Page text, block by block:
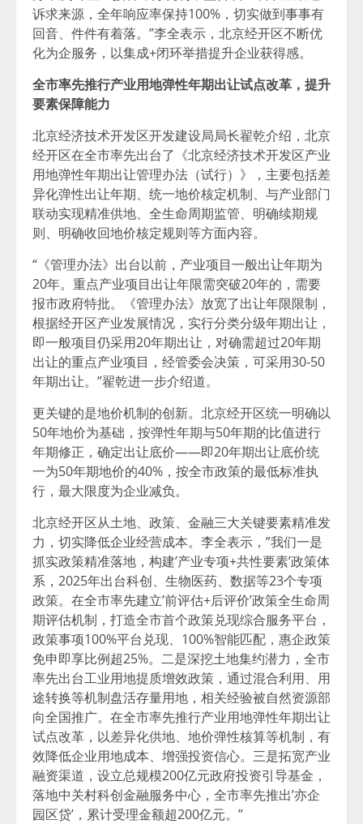
诉求来源，全年响应率保持100%，切实做到事事有
回音、件件有着落。”李全表示，北京经开区不断优
化为企服务，以集成+闭环举措提升企业获得感。
全市率先推行产业用地弹性年期出让试点改革， 提升
要素保障能力
北京经济技术开发区开发建设局局长翟乾介绍，北京
经开区在全市率先出台了《北京经济技术开发区产业
用地弹性年期出让管理办法（试行）》，主要包括差
异化弹性出让年期、统一地价核定机制、与产业部门
联动实现精准供地、全生命周期监管、明确续期规
则、明确收回地价核定规则等方面内容。
“《管理办法》出台以前，产业项目一般出让年期为
20年。重点产业项目出让年限需突破20年的，需要
报市政府特批。《管理办法》放宽了出让年限限制，
根据经开区产业发展情况，实行分类分级年期出让，
即一般项目仍采用20年期出让，对确需超过20年期
出让的重点产业项目，经管委会决策，可采用30-50
年期出让。”翟乾进一步介绍道。
更关键的是地价机制的创新。北京经开区统一明确以
50年地价为基础，按弹性年期与50年期的比值进行
年期修正，确定出让底价——即20年期出让底价统
一为50年期地价的40%，按全市政策的最低标准执
行，最大限度为企业减负。
北京经开区从土地、政策、金融三大关键要素精准发
力，切实降低企业经营成本。李全表示，”我们一是
抓实政策精准落地，构建’产业专项+共性要素’政策体
系，2025年出台科创、生物医药、数据等23个专项
政策。在全市率先建立’前评估+后评价’政策全生命周
期评估机制，打造全市首个政策兑现综合服务平台，
政策事项100%平台兑现、100%智能匹配，惠企政策
免申即享比例超25%。二是深挖土地集约潜力，全市
率先出台工业用地提质增效政策，通过混合利用、用
途转换等机制盘活存量用地，相关经验被自然资源部
向全国推广。在全市率先推行产业用地弹性年期出让
试点改革，以差异化供地、地价弹性核算等机制，有
效降低企业用地成本、增强投资信心。三是拓宽产业
融资渠道，设立总规模200亿元政府投资引导基金，
落地中关村科创金融服务中心，全市率先推出’亦企
园区贷’，累计受理金额超200亿元。”